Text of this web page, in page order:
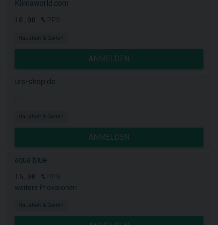
Klimaworld.com
10,00 %
Haushalt & Garten
ANMELDEN
izs-shop.de
Haushalt & Garten
ANMELDEN
aqua blue
15,00 %
weitere Provisionen
Haushalt & Garten